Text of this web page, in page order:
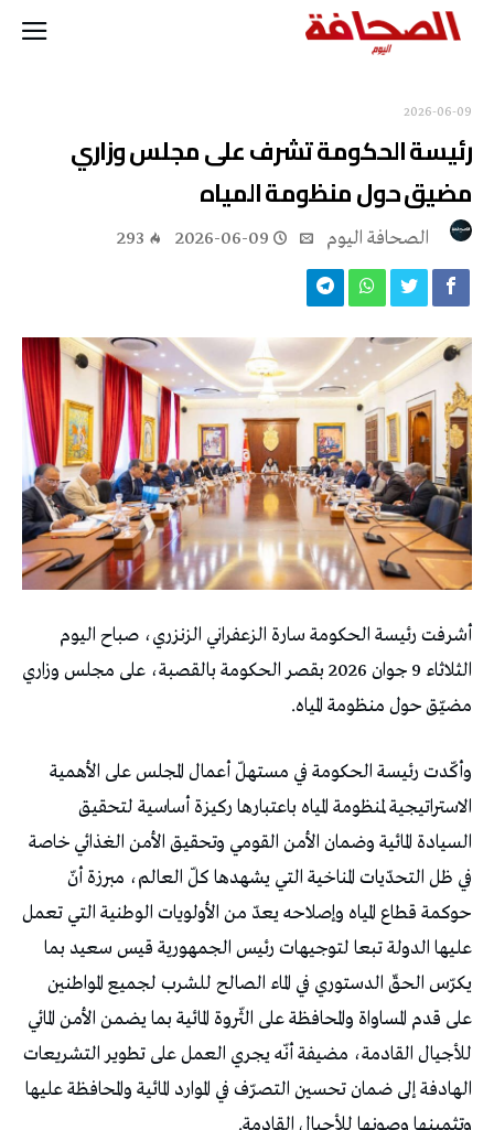
2026-06-09
رئيسة الحكومة تشرف على مجلس وزاري
مضيق حول منظومة المياه
2026-06-09
293
أشرفت رئيسة الحكومة سارة الزعفراني الزنزري، صباح اليوم
الثلاثاء 9 جوان 2026 بقصر الحكومة بالقصبة، على مجلس وزاري
مضيّق حول منظومة المياه.
وأكّدت رئيسة الحكومة في مستهلّ أعمال المجلس على الأهمية
الاستراتيجية لمنظومة المياه باعتبارها ركيزة أساسية لتحقيق
السيادة المائية وضمان الأمن القومي وتحقيق الأمن الغذائي خاصة
في ظل التحدّيات المناخية التي يشهدها كلّ العالم، مبرزة أنّ
حوكمة قطاع المياه وإصلاحه يعدّ من الأولويات الوطنية التي تعمل
عليها الدولة تبعا لتوجيهات رئيس الجمهورية قيس سعيد بما
يكرّس الحقّ الدستوري في الماء الصالح للشرب لجميع المواطنين
على قدم المساواة والمحافظة على الثّروة المائية بما يضمن الأمن المائي
للأجيال القادمة، مضيفة أنّه يجري العمل على تطوير التشريعات
الهادفة إلى ضمان تحسين التصرّف في الموارد المائية والمحافظة عليها